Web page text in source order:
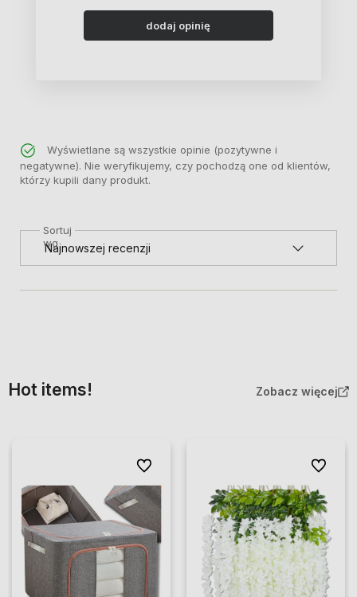
dodaj opinię
Wyświetlane są wszystkie opinie (pozytywne i
negatywne). Nie weryfikujemy, czy pochodzą one od klientów,
którzy kupili dany produkt.
Sortuj
wg
Hot items! Zobacz więcej
Do ulubionych Do